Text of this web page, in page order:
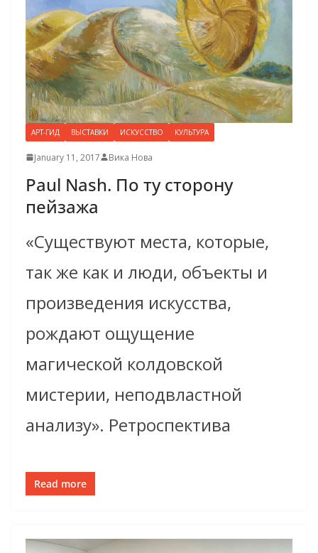
АРТ-ГИД ВЫСТАВКИ ИСКУССТВО КУЛЬТУРА
January 11, 2017 Вика Нова
Paul Nash. По ту сторону
пейзажа
«Существуют места, которые,
так же как и люди, объекты и
произведения искусства,
рождают ощущение
магической колдовской
мистерии, неподвластной
анализу». Ретроспектива
Read more